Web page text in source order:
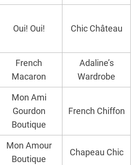
Oui! Oui! Chic Château
French
Macaron
Adaline’s
Wardrobe
Mon Ami
Gourdon
Boutique
French Chiffon
Mon Amour
Boutique
Chapeau Chic